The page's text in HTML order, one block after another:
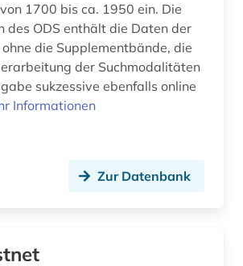
namenkunde (1)
nationalbibliografie (1)
nationalbibliothek (2)
nordische staaten (1)
1700 bis ca. 1950 ein. Die
des ODS enthält die Daten der
die Supplementbände, die
der Suchmodalitäten
sukzessive ebenfalls online
Informationen
Zur Datenbank